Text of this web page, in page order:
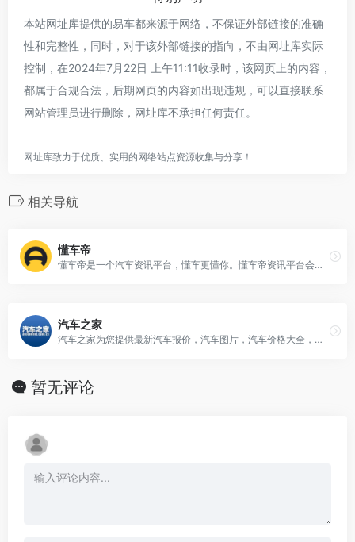
本站网址库提供的易车都来源于网络，不保证外部链接的准确
性和完整性，同时，对于该外部链接的指向，不由网址库实际
控制，在2024年7月22日 上午11:11收录时，该网页上的内容，
都属于合规合法，后期网页的内容如出现违规，可以直接联系
网站管理员进行删除，网址库不承担任何责任。
网址库致力于优质、实用的网络站点资源收集与分享！
相关导航
懂车帝
懂车帝是一个汽车资讯平台，懂车更懂你。懂车帝资讯平台会聪明地分析你的兴趣爱好，自动为你推荐喜欢的汽车内容，提供最新汽车报价，汽车图片，汽车价格大全，汽车新闻、行情、评测、导购等内容，是提供信息最快最全的中国汽车网站，看车选车买车就上懂车帝。
汽车之家
汽车之家为您提供最新汽车报价，汽车图片，汽车价格大全，最精彩的汽车新闻、行情、评测、导购内容，是提供信息最快最全的中国汽车网站。
暂无评论